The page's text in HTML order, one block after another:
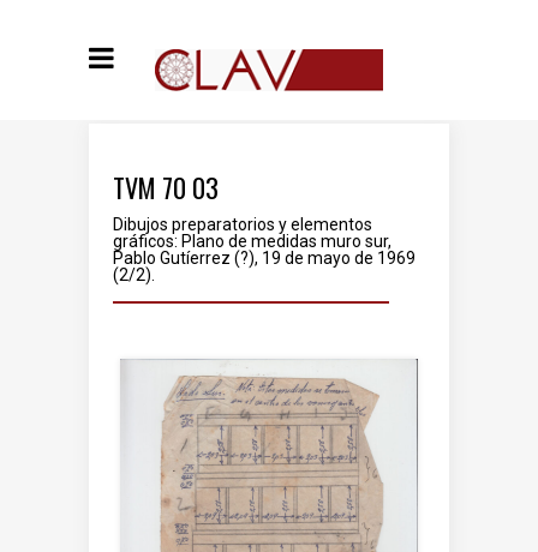
TVM 70 03
Dibujos preparatorios y elementos
gráficos: Plano de medidas muro sur,
Pablo Gutíerrez (?), 19 de mayo de 1969
(2/2).